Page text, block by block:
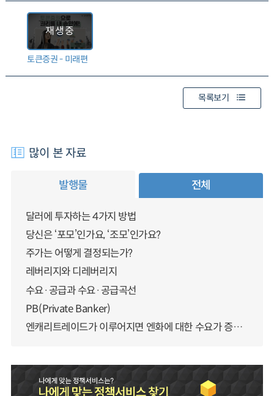
토큰증권 - 미래편
목록보기
많이 본 자료
발행물 전체
달러에 투자하는 4가지 방법
당신은 ‘포모’인가요, ‘조모’인가요?
주가는 어떻게 결정되는가?
레버리지와 디레버리지
수요·공급과 수요·공급곡선
PB(Private Banker)
엔캐리트레이드가 이루어지면 엔화에 대한 수요가 증가하지 않나요?